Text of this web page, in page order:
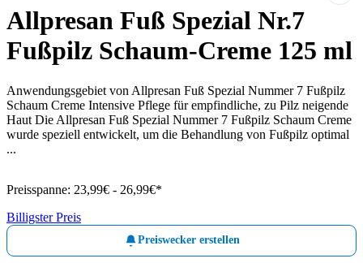
Allpresan Fuß Spezial Nr.7
Fußpilz Schaum-Creme 125 ml
Anwendungsgebiet von Allpresan Fuß Spezial Nummer 7 Fußpilz
Schaum Creme Intensive Pflege für empfindliche, zu Pilz neigende
Haut Die Allpresan Fuß Spezial Nummer 7 Fußpilz Schaum Creme
wurde speziell entwickelt, um die Behandlung von Fußpilz optimal
...
Preisspanne: 23,99€ - 26,99€*
Billigster Preis
Preiswecker erstellen